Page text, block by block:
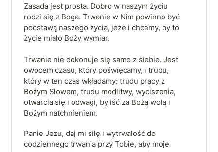
Zasada jest prosta. Dobro w naszym życiu
rodzi się z Boga. Trwanie w Nim powinno być
podstawą naszego życia, jeżeli chcemy, by to
życie miało Boży wymiar.
Trwanie nie dokonuje się samo z siebie. Jest
owocem czasu, który poświęcamy, i trudu,
który w ten czas wkładamy: trudu pracy z
Bożym Słowem, trudu modlitwy, wyciszenia,
otwarcia się i odwagi, by iść za Bożą wolą i
Bożym natchnieniem.
Panie Jezu, daj mi siłę i wytrwałość do
codziennego trwania przy Tobie, aby moje